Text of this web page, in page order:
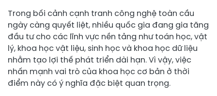
Trong bối cảnh cạnh tranh công nghệ toàn cầu
ngày càng quyết liệt, nhiều quốc gia đang gia tăng
đầu tư cho các lĩnh vực nền tảng như toán học, vật
lý, khoa học vật liệu, sinh học và khoa học dữ liệu
nhằm tạo lợi thế phát triển dài hạn. Vì vậy, việc
nhấn mạnh vai trò của khoa học cơ bản ở thời
điểm này có ý nghĩa đặc biệt quan trọng.